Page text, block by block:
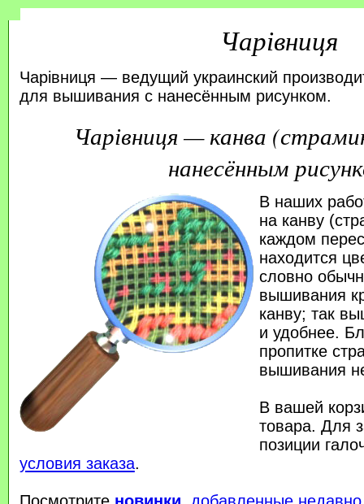
Чарівниця
Чарівниця — ведущий украинский
для вышивания с нанесённым рисунком.
Чарівниця — канва
нанесённым
В наших
на канву
каждом
находится
словно
вышивания
канву; так
и удобнее.
пропитке
вышивания
В вашей
товара. Для
позиции
условия заказа.